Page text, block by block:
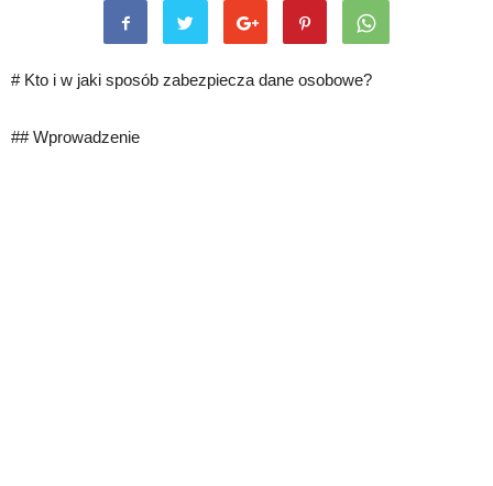
# Kto i w jaki sposób zabezpiecza dane osobowe?
## Wprowadzenie